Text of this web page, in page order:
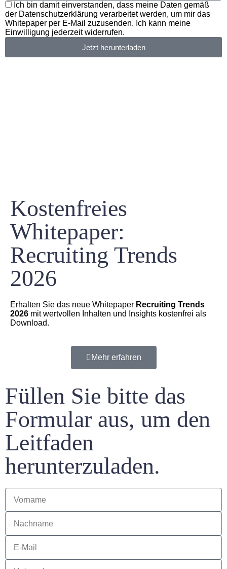
Ich bin damit einverstanden, dass meine Daten gemäß
der Datenschutzerklärung verarbeitet werden, um mir das
Whitepaper per E-Mail zuzusenden. Ich kann meine
Einwilligung jederzeit widerrufen.
Jetzt herunterladen
Kostenfreies
Whitepaper:
Recruiting Trends
2026
Erhalten Sie das neue Whitepaper Recruiting Trends
2026 mit wertvollen Inhalten und Insights kostenfrei als
Download.
Mehr erfahren
Füllen Sie bitte das
Formular aus, um den
Leitfaden
herunterzuladen.